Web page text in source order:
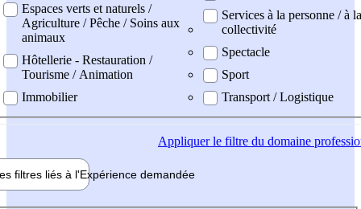
Espaces verts et naturels /
Agriculture / Pêche / Soins aux
animaux
Hôtellerie - Restauration /
Tourisme / Animation
Immobilier
Services à la personne / à la
collectivité
Spectacle
Sport
Transport / Logistique
Appliquerle filtre du domaine
filtres liés à l'Expérience demandée